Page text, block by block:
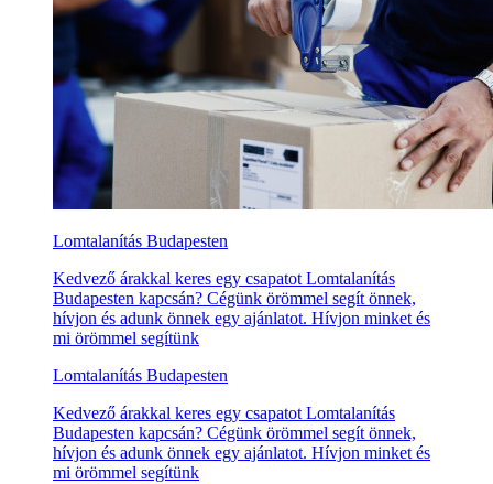
Lomtalanítás Budapesten
Kedvező árakkal keres egy csapatot Lomtalanítás
Budapesten kapcsán? Cégünk örömmel segít önnek,
hívjon és adunk önnek egy ajánlatot. Hívjon minket és
mi örömmel segítünk
Lomtalanítás Budapesten
Kedvező árakkal keres egy csapatot Lomtalanítás
Budapesten kapcsán? Cégünk örömmel segít önnek,
hívjon és adunk önnek egy ajánlatot. Hívjon minket és
mi örömmel segítünk